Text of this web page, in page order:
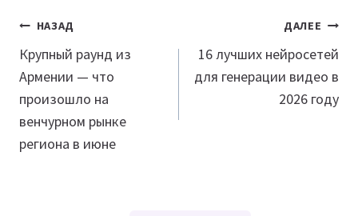
Навигация
по
записям
НАЗАД
Крупный раунд из
Армении — что
произошло на
венчурном рынке
региона в июне
ДАЛЕЕ
16 лучших нейросетей
для генерации видео в
2026 году